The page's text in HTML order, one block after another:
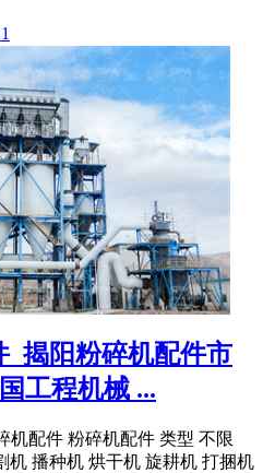
_揭阳粉碎机配件市
工程机械 ...
机配件 粉碎机配件 类型 不限
机 播种机 烘干机 旋耕机 打捆机